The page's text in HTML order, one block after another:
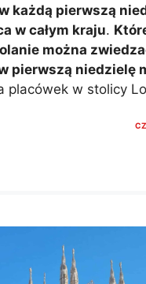
każdą pierwszą
w całym kraju.
można
pierwszą niedzielę
placówek w stolicy